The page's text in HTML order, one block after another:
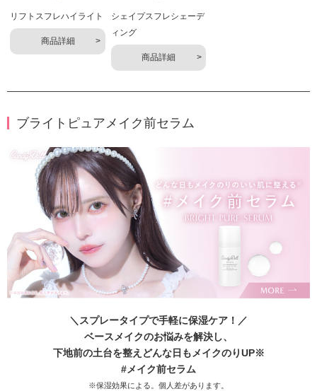
リフトスフレハイライト
商品詳細
シェイプスフレシェーデ
ィング
商品詳細
ブライトピュアメイク前セラム
＼スプレータイプで手軽に保湿ケア！／
ベースメイクのお悩みを解決し、
下地前の土台を整えどんな日もメイクのりUP※
#メイク前セラム
※保湿効果による。個人差があります。